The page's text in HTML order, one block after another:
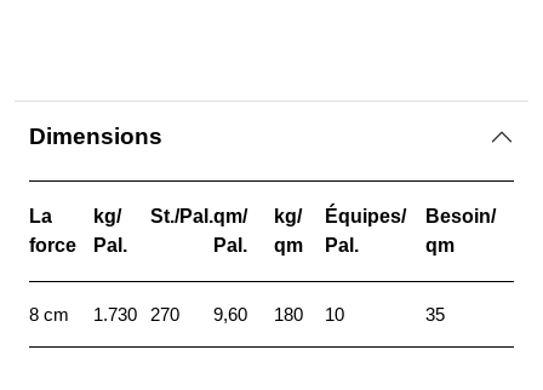
Dimensions
La
force
kg/
Pal.
St./Pal.qm/
Pal.
kg/
qm
Équipes/
Pal.
Besoin/
qm
8 cm 1.730 270 9,60 180 10 35